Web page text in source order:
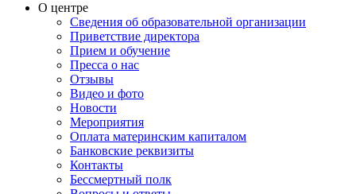
О центре
Сведения об образовательной организации
Приветствие директора
Прием и обучение
Пресса о нас
Отзывы
Видео и фото
Новости
Мероприятия
Оплата материнским капиталом
Банковские реквизиты
Контакты
Бессмертный полк